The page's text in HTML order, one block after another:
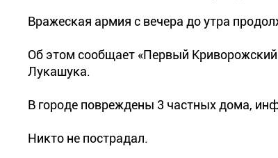
Вражеская армия с вечера до утра
Об этом сообщает «Первый
Лукашука.
В городе повреждены 3 частных дома,
Никто не пострадал.